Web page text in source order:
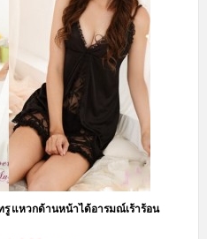
แหวกด้านหน้าได้อารมณ์เร้าร้อน